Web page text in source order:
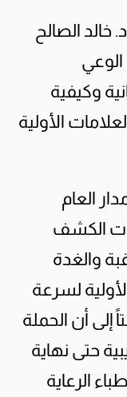
الصالح
وكيفية
الأولية
العام
الكشف
والغدة
لسرعة
إلى أن الحملة
حتى نهاية
1656 من أطباء الرعاية